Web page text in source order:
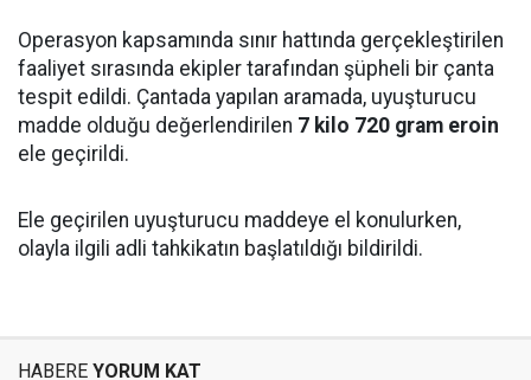
Operasyon kapsamında sınır hattında gerçekleştirilen
faaliyet sırasında ekipler tarafından şüpheli bir çanta
tespit edildi. Çantada yapılan aramada, uyuşturucu
madde olduğu değerlendirilen 7 kilo 720 gram eroin
ele geçirildi.
Ele geçirilen uyuşturucu maddeye el konulurken,
olayla ilgili adli tahkikatın başlatıldığı bildirildi.
HABERE YORUM KAT